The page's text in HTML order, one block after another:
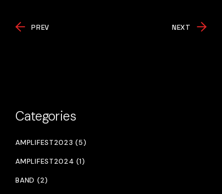
PREV NEXT
Categories
AMPLIFEST2023 (5)
AMPLIFEST2024 (1)
BAND (2)